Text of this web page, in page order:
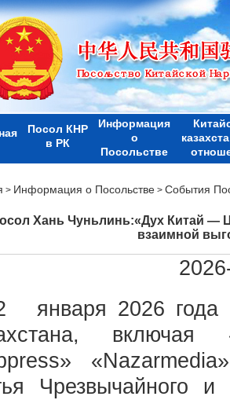
Посол КНР
в РК
Информация
о
Посольстве
> Информация о Посольстве> События
Хань Чуньлинь:«Дух Китай —
взаимной
января 2026
включая
Чрезвычайного